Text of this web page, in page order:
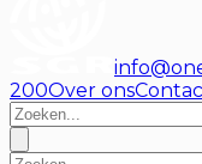
200Over ons